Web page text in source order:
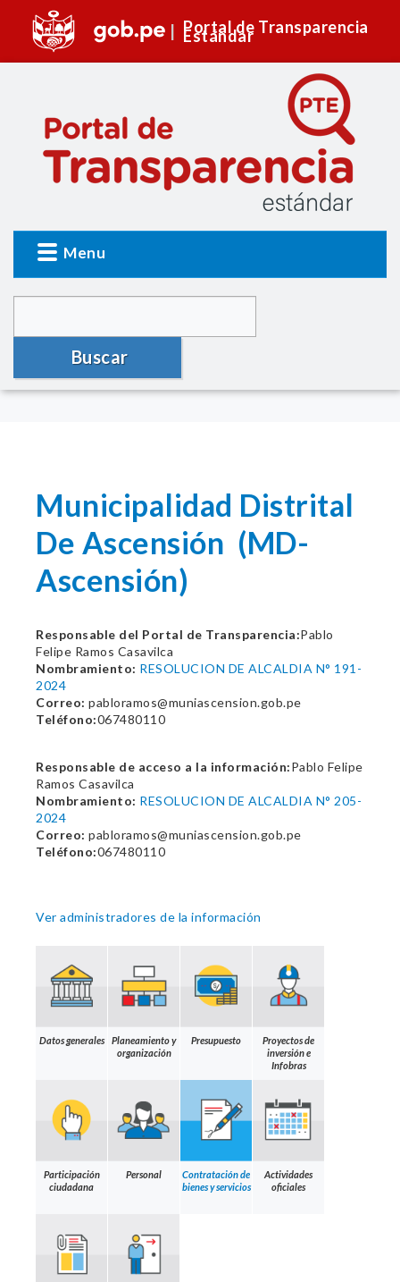
Portal de Transparencia
Estándar
Menu
Buscar
Municipalidad Distrital
De Ascensión (MD-
Ascensión)
Responsable del Portal de Transparencia:Pablo
Felipe Ramos Casavilca
Nombramiento: RESOLUCION DE ALCALDIA N° 191-
2024
Correo: pabloramos@muniascension.gob.pe
Teléfono:067480110
Responsable de acceso a la información:Pablo Felipe
Ramos Casavilca
Nombramiento: RESOLUCION DE ALCALDIA N° 205-
2024
Correo: pabloramos@muniascension.gob.pe
Teléfono:067480110
Ver administradores de la información
Datos generales
Planeamiento y
organización
Presupuesto
Proyectos de
inversión e
Infobras
Participación
ciudadana
Personal
Contratación de
bienes y servicios
Actividades
oficiales